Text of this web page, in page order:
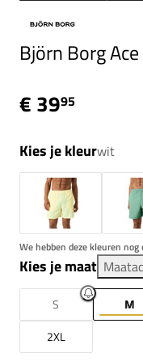
Björn Borg
€ 3995
Kies je kleurwit
We hebben deze kleuren
Kies je maat
S M
2XL